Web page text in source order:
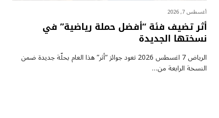
أغسطس 7, 2026
أثر تضيف فئة “أفضل حملة رياضية” في
نسختها الجديدة
الرياض 7 اغسطس 2026 تعود جوائز “أثر” هذا العام بحلّة جديدة ضمن
النسخة الرابعة من…